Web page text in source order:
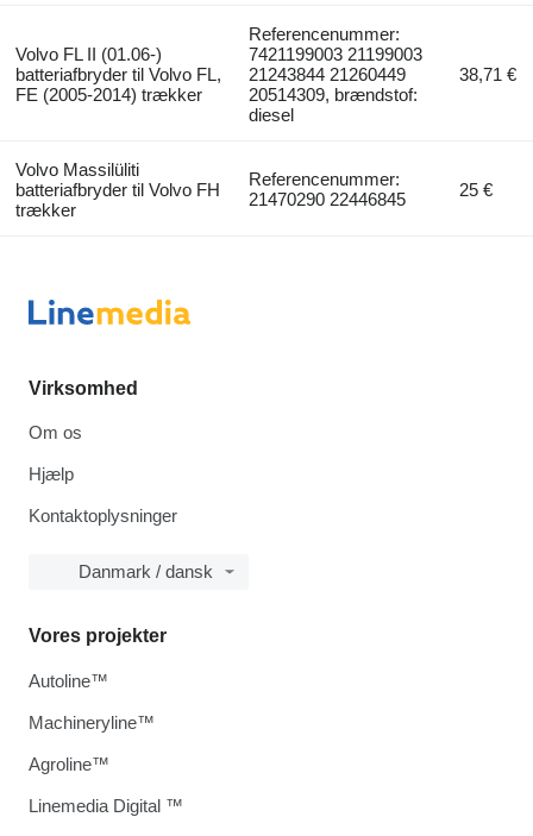
Volvo FL II (01.06-)
batteriafbryder til Volvo FL,
FE (2005-2014) trækker
Referencenummer:
7421199003 21199003
21243844 21260449
20514309, brændstof:
diesel
38,71 €
Volvo Massilüliti
batteriafbryder til Volvo FH
trækker
Referencenummer:
21470290 22446845
25 €
Virksomhed
Om os
Hjælp
Kontaktoplysninger
Danmark / dansk
Vores projekter
Autoline™
Machineryline™
Agroline™
Linemedia Digital ™